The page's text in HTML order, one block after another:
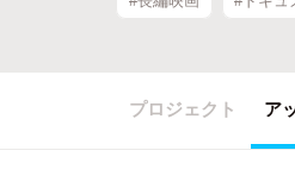
プロジェクト ア